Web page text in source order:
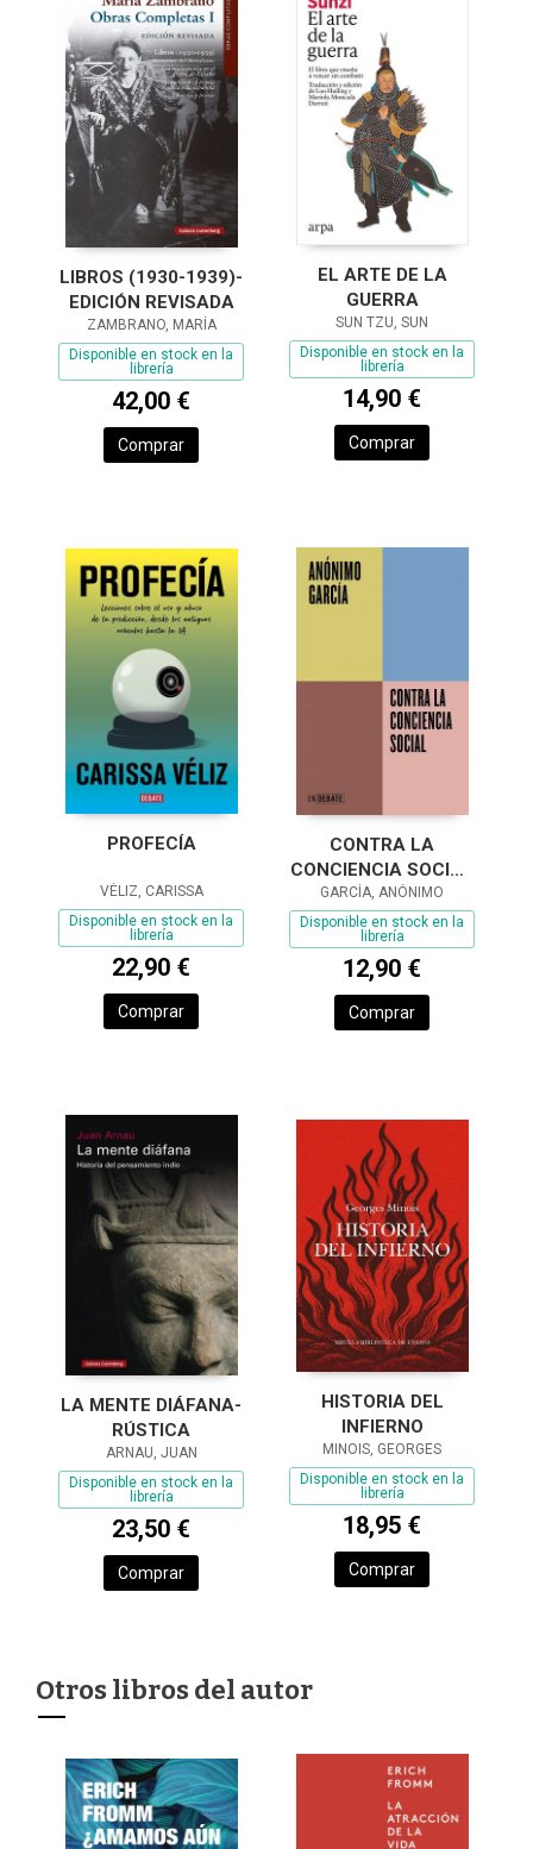
LIBROS (1930-1939)-
EDICIÓN REVISADA
ZAMBRANO, MARÍA
Disponible en stock en la
librería
42,00 €
Comprar
EL ARTE DE LA
GUERRA
SUN TZU, SUN
Disponible en stock en la
librería
14,90 €
Comprar
PROFECÍA
VÉLIZ, CARISSA
Disponible en stock en la
librería
22,90 €
Comprar
CONTRA LA
CONCIENCIA SOCIAL
(SERIE ENDEBATE)
GARCÍA, ANÓNIMO
Disponible en stock en la
librería
12,90 €
Comprar
LA MENTE DIÁFANA-
RÚSTICA
ARNAU, JUAN
Disponible en stock en la
librería
23,50 €
Comprar
HISTORIA DEL
INFIERNO
MINOIS, GEORGES
Disponible en stock en la
librería
18,95 €
Comprar
Otros libros del autor